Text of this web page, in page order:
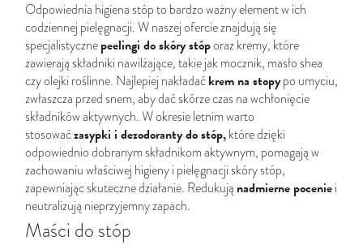
Odpowiednia higiena stóp to bardzo ważny element w ich
codziennej pielęgnacji. W naszej ofercie znajdują się
specjalistycznepeelingi do skóry stóporaz kremy, które
zawierają składniki nawilżające, takie jak mocznik, masło shea
czy olejki roślinne. Najlepiej nakładaćkrem na stopypo umyciu,
zwłaszcza przed snem, aby dać skórze czas na wchłonięcie
składników aktywnych. W okresie letnim warto
stosowaćzasypki i dezodoranty do stóp,które dzięki
odpowiednio dobranym składnikom aktywnym, pomagają w
zachowaniu właściwej higieny i pielęgnacji skóry stóp,
zapewniając skuteczne działanie. Redukują nadmierne poceniei
neutralizują nieprzyjemny zapach.
Maści do stóp